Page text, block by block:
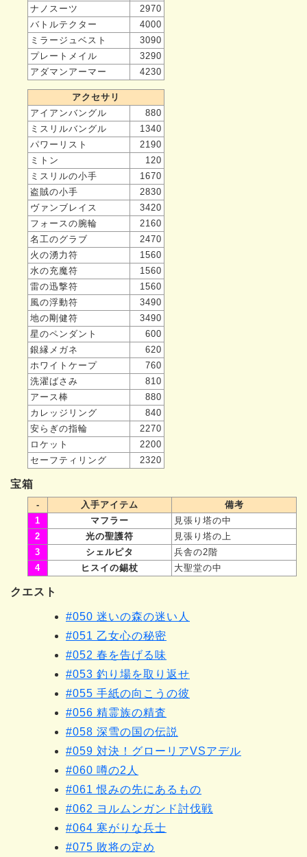
ナノスーツ
2970
バトルテクター
4000
ミラージュベスト
3090
プレートメイル
3290
アダマンアーマー
4230
アクセサリ
アイアンバングル
880
ミスリルバングル
1340
パワーリスト
2190
ミトン
120
ミスリルの小手
1670
盗賊の小手
2830
ヴァンブレイス
3420
フォースの腕輪
2160
名工のグラブ
2470
火の湧力符
1560
水の充魔符
1560
雷の迅撃符
1560
風の浮動符
3490
地の剛健符
3490
星のペンダント
600
銀縁メガネ
620
ホワイトケープ
760
洗濯ばさみ
810
アース棒
880
カレッジリング
840
安らぎの指輪
2270
ロケット
2200
セーフティリング
2320
宝箱
- 入手アイテム
備考
1
マフラー
見張り塔の中
2
光の聖護符
見張り塔の上
3
シェルピタ
兵舎の2階
4
ヒスイの錫杖 大聖堂の中
クエスト
#050 迷いの森の迷い人
#051 乙女心の秘密
#052 春を告げる味
#053 釣り場を取り返せ
#055 手紙の向こうの彼
#056 精霊族の精査
#058 深雪の国の伝説
#059 対決！グローリアVSアデル
#060 噂の2人
#061 恨みの先にあるもの
#062 ヨルムンガンド討伐戦
#064 寒がりな兵士
#075 敗将の定め